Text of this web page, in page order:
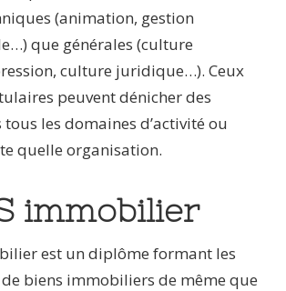
(animation, gestion
que générales (culture
culture juridique…). Ceux
peuvent dénicher des
les domaines d’activité ou
quelle organisation.
immobilier
est un diplôme formant les
biens immobiliers de même que